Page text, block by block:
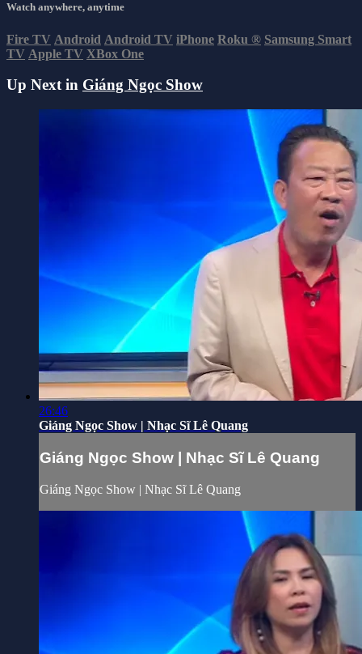
Watch anywhere, anytime
Fire TV Android Android TV iPhone Roku ® Samsung Smart
TV Apple TV XBox One
Up Next in Giáng Ngọc Show
26:46
Giáng Ngọc Show | Nhạc Sĩ Lê Quang
Giáng Ngọc Show | Nhạc Sĩ Lê Quang
Giáng Ngọc Show | Nhạc Sĩ Lê Quang